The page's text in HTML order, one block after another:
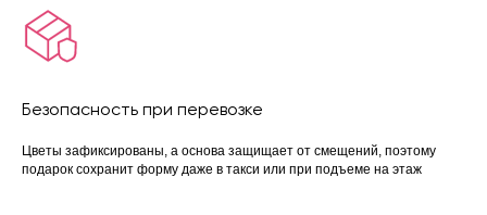
Безопасность при перевозке
Цветы зафиксированы, а основа защищает от смещений, поэтому
подарок сохранит форму даже в такси или при подъеме на этаж